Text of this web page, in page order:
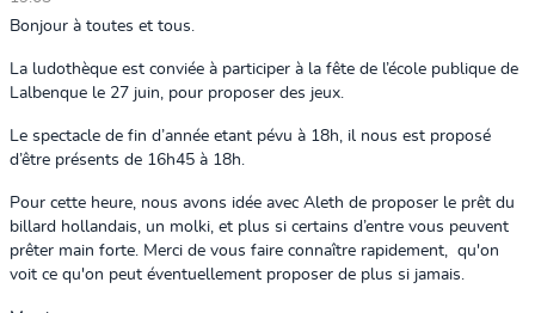
Bonjour à toutes et tous.
La ludothèque est conviée à participer à la fête de l’école publique de
Lalbenque le 27 juin, pour proposer des jeux.
Le spectacle de fin d’année etant pévu à 18h, il nous est proposé
d’être présents de 16h45 à 18h.
Pour cette heure, nous avons idée avec Aleth de proposer le prêt du
billard hollandais, un molki, et plus si certains d’entre vous peuvent
prêter main forte. Merci de vous faire connaître rapidement, qu'on
voit ce qu'on peut éventuellement proposer de plus si jamais.